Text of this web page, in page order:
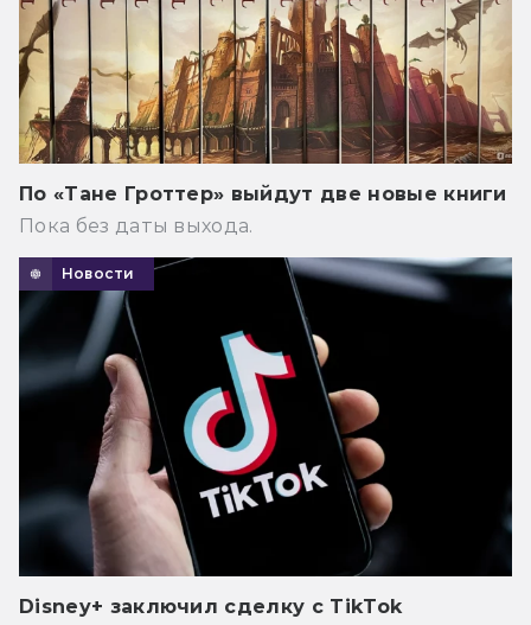
По «Тане Гроттер» выйдут две новые книги
Пока без даты выхода.
Новости
Disney+ заключил сделку с TikTok